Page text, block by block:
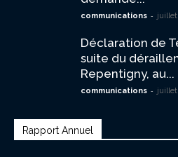
communications - juillet
Déclaration de
suite du
Repentigny, au...
communications - juillet
Rapport Annuel